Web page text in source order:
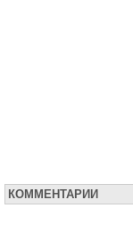
КОММЕНТАРИИ